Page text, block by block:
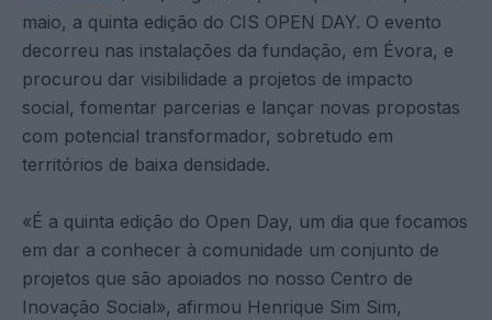
maio, a quinta edição do CIS OPEN DAY. O evento
decorreu nas instalações da fundação, em Évora, e
procurou dar visibilidade a projetos de impacto
social, fomentar parcerias e lançar novas propostas
com potencial transformador, sobretudo em
territórios de baixa densidade.
«É a quinta edição do Open Day, um dia que focamos
em dar a conhecer à comunidade um conjunto de
projetos que são apoiados no nosso Centro de
Inovação Social», afirmou Henrique Sim Sim,